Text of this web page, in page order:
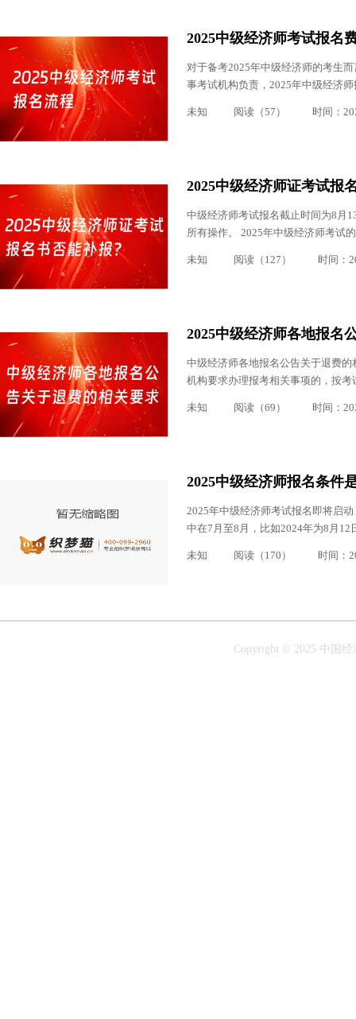
2025中级经济师考试报名
对于备考2025年中级经济师的考生
事考试机构负责，2025年中级经济
未知 阅读（57） 时间：
2025中级经济师证考试报
中级经济师考试报名截止时间为8月
所有操作。 2025年中级经济师考试
未知 阅读（127） 时间：
2025中级经济师各地报名
中级经济师各地报名公告关于退费
机构要求办理报考相关事项的，按
未知 阅读（69） 时间：
2025中级经济师报名条件
2025年中级经济师考试报名即将启
中在7月至8月，比如2024年为8月
未知 阅读（170） 时间：
Copyright © 2025 中国